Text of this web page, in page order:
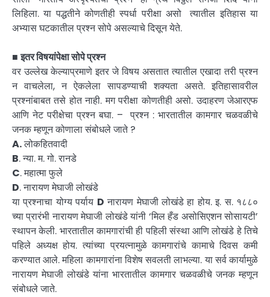
लिहिला. या पद्धतीने कोणतीही स्पर्धा परीक्षा असो त्यातील इतिहास या
अभ्यास घटकातील प्रश्न सोपे असल्याचे दिसून येते.
■इतर विषयांपेक्षा सोपे प्रश्न
वर उल्लेख केल्याप्रमाणे इतर जे विषय असतात त्यातील एखादा तरी प्रश्न
न वाचलेला, न ऐकलेला सापडण्याची शक्यता असते. इतिहासावरील
प्रश्नांबाबत तसे होत नाही. मग परीक्षा कोणतीही असो. उदाहरण जेआरएफ
आणि नेट परीक्षेचा प्रश्न बघा. – प्रश्न : भारतातील कामगार चळवळीचे
जनक म्हणून कोणाला संबोधले जाते ?
A.लोकहितवादी
B. न्या. म. गो. रानडे
C. महात्मा फुले
D. नारायण मेघाजी लोखंडे
या प्रश्नाचा योग्य पर्याय D नारायण मेघाजी लोखंडे हा होय. इ. स. १८८०
च्या प्रारंभी नारायण मेघाजी लोखंडे यांनी ‘मिल हँड असोसिएशन सोसायटी’
स्थापन केली. भारतातील कामगारांची ही पहिली संस्था आणि लोखंडे हे तिचे
पहिले अध्यक्ष होय. त्यांच्या प्रयत्नामुळे कामगारांचे कामाचे दिवस कमी
करण्यात आले. महिला कामगारांना विशेष सवलती लाभल्या. या सर्व कार्यामुळे
नारायण मेघाजी लोखंडे यांना भारतातील कामगार चळवळीचे जनक म्हणून
संबोधले जाते.